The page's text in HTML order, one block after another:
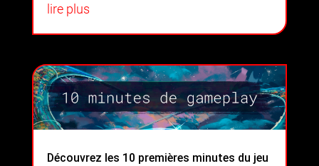
lire plus
Découvrez les 10 premières minutes du jeu